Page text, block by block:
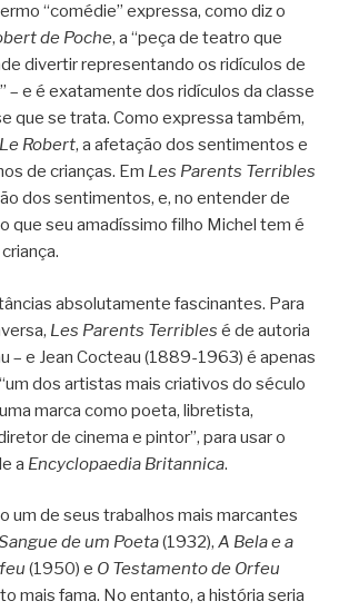
“comédie” expressa, como diz o
de Poche, a “peça de teatro que
divertir representando os ridículos de
– e é exatamente dos ridículos da classe
que se trata. Como expressa também,
Le Robert, a afetação dos sentimentos e
de crianças. Em Les Parents Terribles
dos sentimentos, e, no entender de
que seu amadíssimo filho Michel tem é
absolutamente fascinantes. Para
Les Parents Terribles é de autoria
– e Jean Cocteau (1889-1963) é apenas
dos artistas mais criativos do século
marca como poeta, libretista,
de cinema e pintor”, para usar o
a Encyclopaedia Britannica.
um de seus trabalhos mais marcantes
de um Poeta(1932), A Bela e a
(1950) e O Testamento de Orfeu
mais fama. No entanto, a história seria